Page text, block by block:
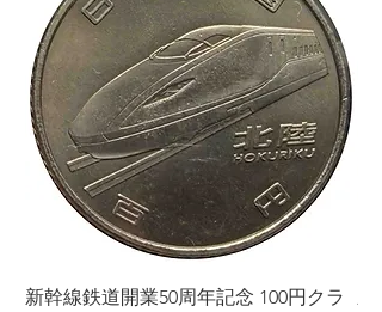
新幹線鉄道開業50周年記念 100円クラ